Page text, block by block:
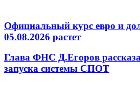
Официальный курс евро и
05.08.2026 растет
Глава ФНС Д.Егоров
запуска системы СПОТ